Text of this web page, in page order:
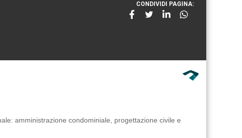
CONDIVIDI PAGINA:
amministrazione condominiale, progettazione civile e